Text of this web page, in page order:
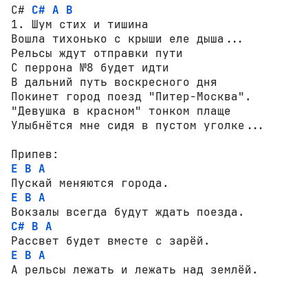
С# C# A B
1. Шум стих и тишина
Вошла тихонько с крыши еле дыша...
Рельсы ждут отправки пути
С перрона №8 будет идти
В дальний путь воскресного дня
Покинет город поезд "Питер-Москва".
"Девушка в красном" тонком плаще
Улыбнётся мне сидя в пустом уголке...
E B A
E B A
C# B A
E B A
А рельсы лежать и лежать над землёй.